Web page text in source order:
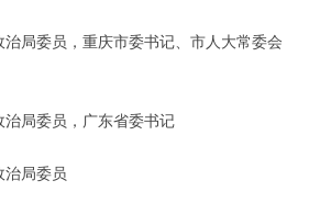
局委员，重庆市委书记、市人大常委会
局委员，广东省委书记
局委员